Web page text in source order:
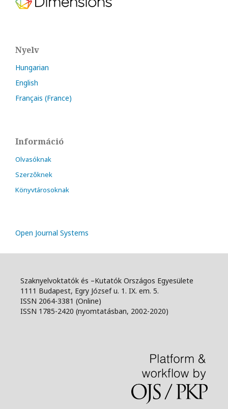
Nyelv
Hungarian
English
Français (France)
Információ
Olvasóknak
Szerzőknek
Könyvtárosoknak
Open Journal Systems
Szaknyelvoktatók és –Kutatók Országos Egyesülete
1111 Budapest, Egry József u. 1. IX. em. 5.
ISSN 2064-3381 (Online)
ISSN 1785-2420 (nyomtatásban, 2002-2020)